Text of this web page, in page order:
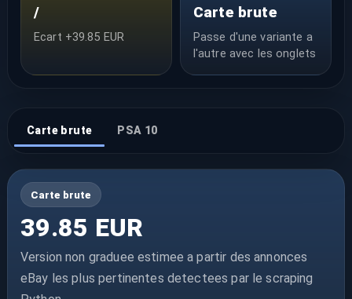
/
Ecart +39.85 EUR
Carte brute
Passe d'une variante a
l'autre avec les onglets
Carte brute PSA 10
Carte brute
39.85 EUR
Version non graduee estimee a partir des annonces
eBay les plus pertinentes detectees par le scraping